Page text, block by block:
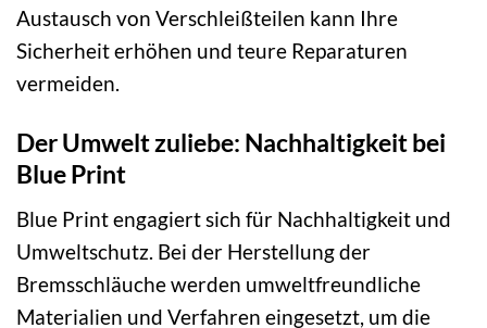
Austausch von Verschleißteilen kann Ihre
Sicherheit erhöhen und teure Reparaturen
vermeiden.
Der Umwelt zuliebe: Nachhaltigkeit bei
Blue Print
Blue Print engagiert sich für Nachhaltigkeit und
Umweltschutz. Bei der Herstellung der
Bremsschläuche werden umweltfreundliche
Materialien und Verfahren eingesetzt, um die